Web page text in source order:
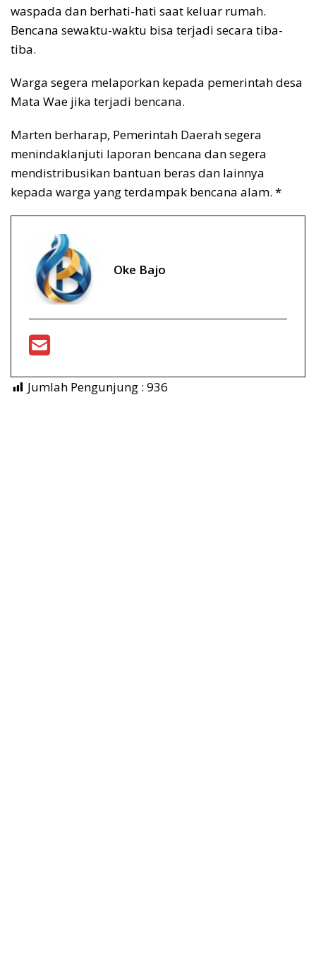
waspada dan berhati-hati saat keluar rumah.
Bencana sewaktu-waktu bisa terjadi secara tiba-
tiba.
Warga segera melaporkan kepada pemerintah desa
Mata Wae jika terjadi bencana.
Marten berharap, Pemerintah Daerah segera
menindaklanjuti laporan bencana dan segera
mendistribusikan bantuan beras dan lainnya
kepada warga yang terdampak bencana alam. *
Oke Bajo
Jumlah Pengunjung : 936